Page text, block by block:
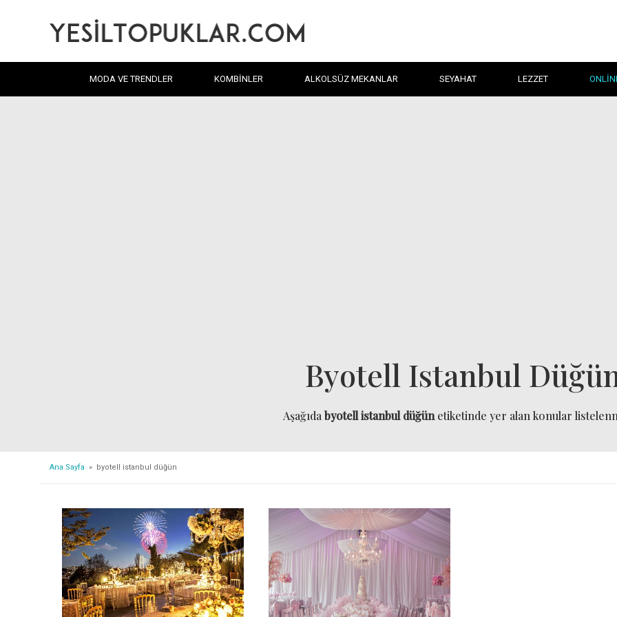
MODA VE TRENDLER KOMBINLER ALKOLSÜZ MEKANLAR SEYAHAT LEZZET
Byotell Istanbul
Aşağıda byotell istanbul düğün etiketinde yer alan konular
Ana Sayfa » byotell istanbul düğün